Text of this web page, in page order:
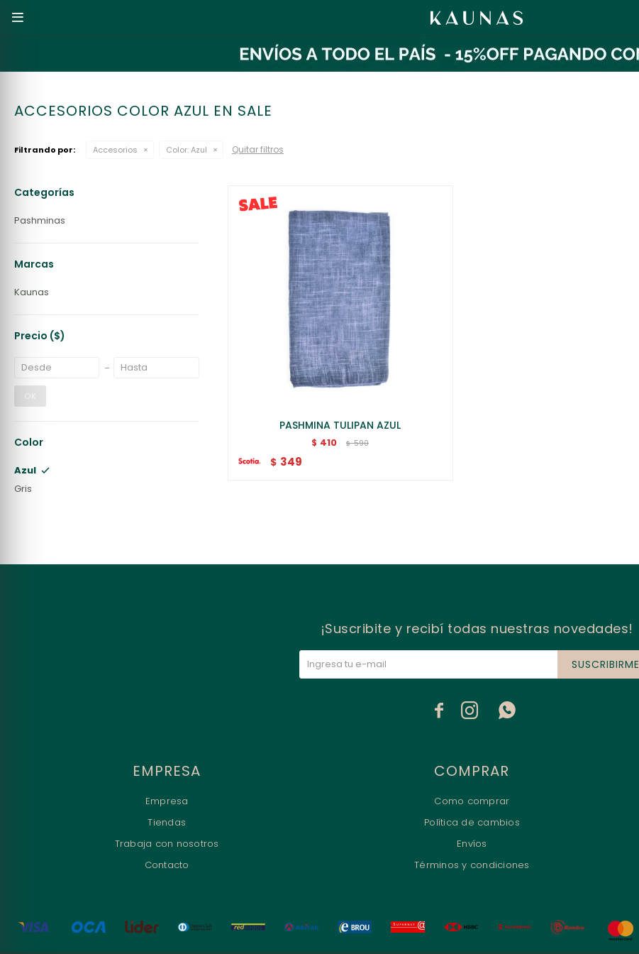

ACCESORIOS COLOR AZUL EN SALE
Filtrando por: Accesorios Color:Azul Quitar filtros
PASHMINA TULIPAN AZUL
$ 410 $ 590
$ 349
Categorías
Pashminas
Marcas
Kaunas
Precio ($)
OK
Color
Azul
Gris
EMPRESA
Empresa
Tiendas
Trabaja con nosotros
Contacto
COMPRAR
Como comprar
Política de cambios
Envíos
Términos y condiciones
¡Suscribite y recibí todas nuestras novedades!
SUSCRIBIRME
  